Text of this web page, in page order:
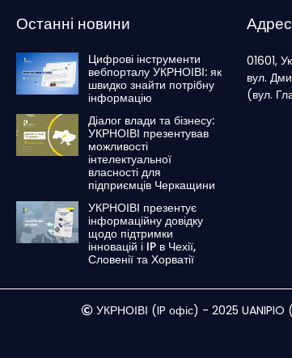
Останні новини
Цифрові інструменти
вебпорталу УКРНОІВІ: як
швидко знайти потрібну
інформацію
Діалог влади та бізнесу:
УКРНОІВІ презентував
можливості
інтелектуальної
власності для
підприємців Черкащини
УКРНОІВІ презентує
інформаційну довідку
щодо підтримки
інновацій і IP в Чехії,
Словенії та Хорватії
01601,
вул.
(вул.
УКРНОІВІ (IP офіс) - 2025